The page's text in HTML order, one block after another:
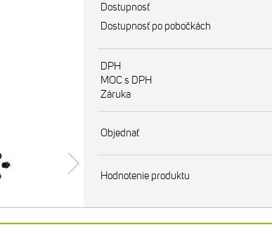
Dostupnosť
Dostupnosť po pobočkách
DPH
MOC s DPH
Záruka
Objednať
Hodnotenie produktu